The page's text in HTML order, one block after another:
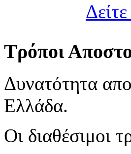
Τρόποι
Δυνατότητα
Ελλάδα.
Οι διαθέσιμοι